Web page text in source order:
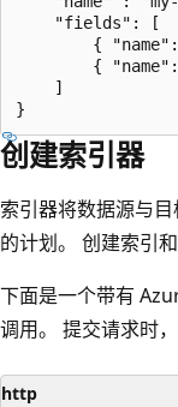
    "fields": [
{
{
    ]
创建索引器
索引器将数据源与
的计划。 创建索引
下面是一个带有
调用。 提交请求时
http